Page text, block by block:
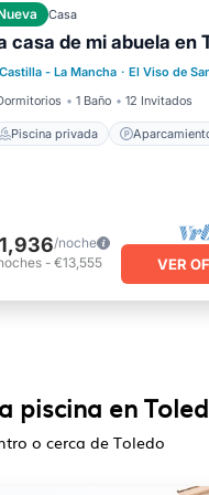
Casa
casa de mi abuela en
Castilla - La Mancha · El Viso de
1 Baño 12 Invitados
Piscina privada
Piscina privada
Piscina
Balcón/Terraza
/noche
- €13,555 VER
piscina en
o cerca de Toledo